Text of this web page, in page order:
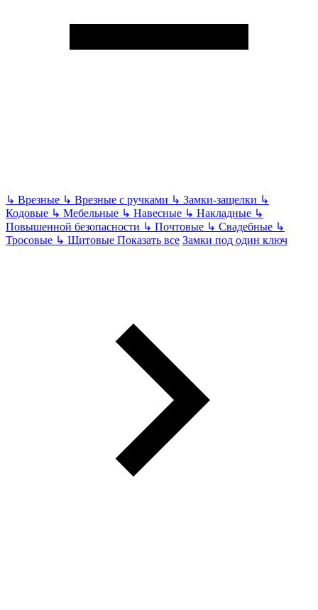
↳ Врезные ↳ Врезные с ручками ↳ Замки-защелки ↳
Кодовые ↳ Мебельные ↳ Навесные ↳ Накладные ↳
Повышенной безопасности ↳ Почтовые ↳ Свадебные ↳
Тросовые ↳ Щитовые Показать все Замки под один ключ